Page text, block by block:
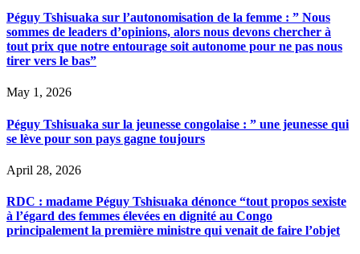
Péguy Tshisuaka sur l’autonomisation de la femme : ” Nous
sommes de leaders d’opinions, alors nous devons chercher à
tout prix que notre entourage soit autonome pour ne pas nous
tirer vers le bas”
May 1, 2026
Péguy Tshisuaka sur la jeunesse congolaise : ” une jeunesse qui
se lève pour son pays gagne toujours
April 28, 2026
RDC : madame Péguy Tshisuaka dénonce “tout propos sexiste
à l’égard des femmes élevées en dignité au Congo
principalement la première ministre qui venait de faire l’objet